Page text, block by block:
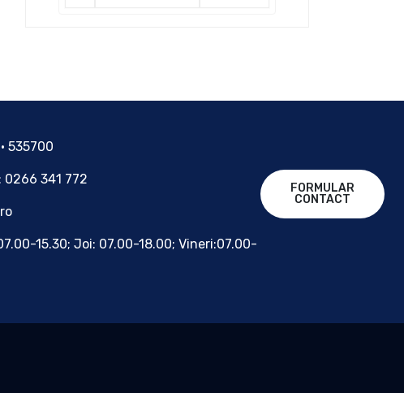
535700
0266 341 772
15.30; Joi: 07.00-18.00; Vineri:07.00-
FORMULAR
CONTACT